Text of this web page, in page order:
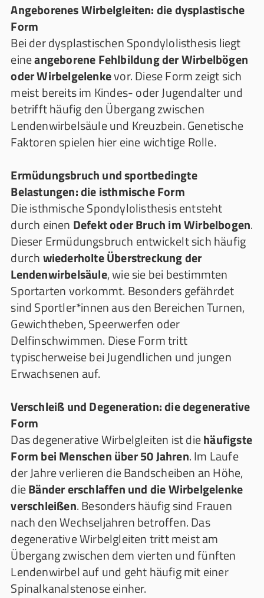
Angeborenes Wirbelgleiten: die dysplastische
Form
Bei der dysplastischen Spondylolisthesis liegt
eineangeborene Fehlbildung der Wirbelbögen
oder Wirbelgelenkevor. Diese Form zeigt sich
meist bereits im Kindes- oder Jugendalter und
betrifft häufig den Übergang zwischen
Lendenwirbelsäule und Kreuzbein. Genetische
Faktoren spielen hier eine wichtige Rolle.
Ermüdungsbruch und sportbedingte
Belastungen: die isthmische Form
Die isthmische Spondylolisthesis entsteht
durch einen Defekt oder Bruch im Wirbelbogen.
Dieser Ermüdungsbruch entwickelt sich häufig
durchwiederholte Überstreckung der
Lendenwirbelsäule, wie sie bei bestimmten
Sportarten vorkommt. Besonders gefährdet
sind Sportler*innen aus den Bereichen Turnen,
Gewichtheben, Speerwerfen oder
Delfinschwimmen. Diese Form tritt
typischerweise bei Jugendlichen und jungen
Erwachsenen auf.
Verschleiß und Degeneration: die degenerative
Form
Das degenerative Wirbelgleiten ist diehäufigste
Form bei Menschen über 50 Jahren. Im Laufe
der Jahre verlieren die Bandscheiben an Höhe,
dieBänder erschlaffen und die Wirbelgelenke
verschleißen. Besonders häufig sind Frauen
nach den Wechseljahren betroffen. Das
degenerative Wirbelgleiten tritt meist am
Übergang zwischen dem vierten und fünften
Lendenwirbel auf und geht häufig mit einer
Spinalkanalstenose einher.